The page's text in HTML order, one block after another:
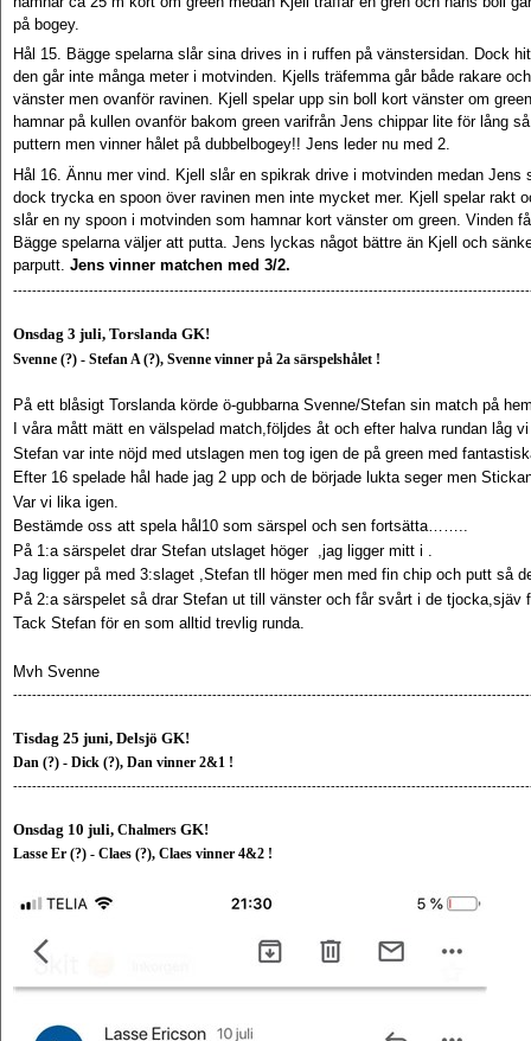
på bogey.
Hål 15. Bägge spelarna slår sina drives in i ruffen på vänstersidan. Dock
den går inte många meter i motvinden. Kjells träfemma går både rakare
vänster men ovanför ravinen. Kjell spelar upp sin boll kort vänster om
hamnar på kullen ovanför bakom green varifrån Jens chippar lite för lång
puttern men vinner hålet på dubbelbogey!! Jens leder nu med 2.
Hål 16. Ännu mer vind. Kjell slår en spikrak drive i motvinden medan
dock trycka en spoon över ravinen men inte mycket mer. Kjell spelar rakt
slår en ny spoon i motvinden som hamnar kort vänster om green. Vinden
Bägge spelarna väljer att putta. Jens lyckas något bättre än Kjell och
parputt. Jens vinner matchen med 3/2.
Onsdag 3 juli, Torslanda GK!
Svenne (?) - Stefan A (?), Svenne vinner på 2a särspelshålet !
På ett blåsigt Torslanda körde ö-gubbarna Svenne/Stefan sin match på
I våra mått mätt en välspelad match,följdes åt och efter halva rundan låg
Stefan var inte nöjd med utslagen men tog igen de på green med
Efter 16 spelade hål hade jag 2 upp och de började lukta seger men
Var vi lika igen.
Bestämde oss att spela hål10 som särspel och sen fortsätta……..
På 1:a särspelet drar Stefan utslaget höger ,jag ligger mitt i .
Jag ligger på med 3:slaget ,Stefan tll höger men med fin chip och putt så
På 2:a särspelet så drar Stefan ut till vänster och får svårt i de
Tack Stefan för en som alltid trevlig runda.
Mvh Svenne
Tisdag 25 juni, Delsjö GK!
Dan (?) - Dick (?), Dan vinner 2&1 !
Onsdag 10 juli, Chalmers GK!
Lasse Er (?) - Claes (?), Claes vinner 4&2 !